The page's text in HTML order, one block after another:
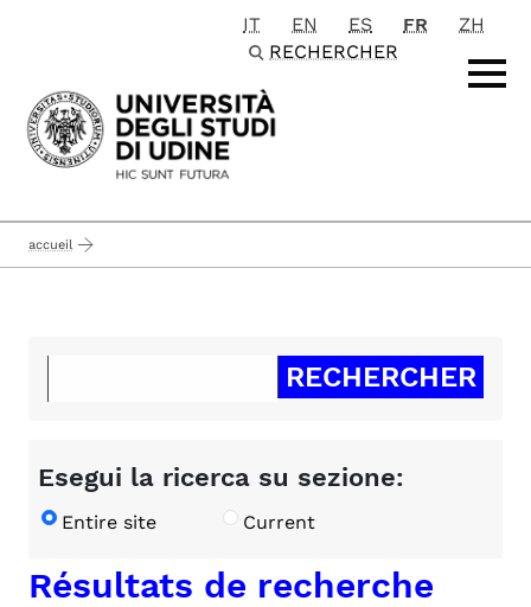
Passa al contenuto principale
IT EN ES FR
ZH
RECHERCHER
accueil
Esegui la ricerca su sezione:
Entire site Current
Résultats de recherche